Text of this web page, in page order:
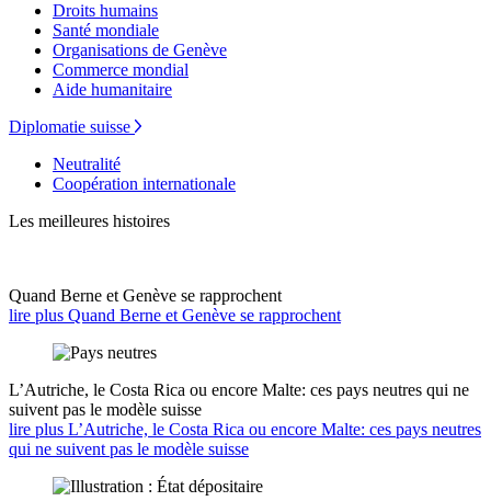
Droits humains
Santé mondiale
Organisations de Genève
Commerce mondial
Aide humanitaire
Diplomatie suisse
Neutralité
Coopération internationale
Les meilleures histoires
Quand Berne et Genève se rapprochent
lire plus Quand Berne et Genève se rapprochent
L’Autriche, le Costa Rica ou encore Malte: ces pays neutres qui ne
suivent pas le modèle suisse
lire plus L’Autriche, le Costa Rica ou encore Malte: ces pays neutres
qui ne suivent pas le modèle suisse